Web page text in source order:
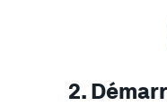
2.